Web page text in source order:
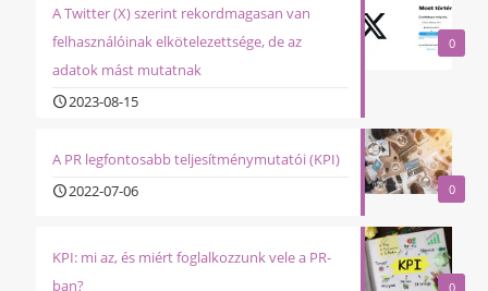
0
A Twitter (X) szerint rekordmagasan van
felhasználóinak elkötelezettsége, de az
adatok mást mutatnak
2023-08-15
0
A PR legfontosabb teljesítménymutatói (KPI)
2022-07-06
0
KPI: mi az, és miért foglalkozzunk vele a PR-
ban?